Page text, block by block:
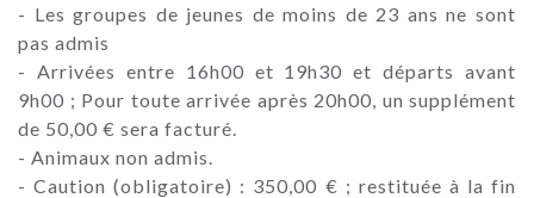
- Les groupes de jeunes de moins de 23 ans ne sont
pas admis
- Arrivées entre 16h00 et 19h30 et départs avant
9h00 ; Pour toute arrivée après 20h00, un supplément
de 50,00 € sera facturé.
- Animaux non admis.
- Caution (obligatoire) : 350,00 € ; restituée à la fin